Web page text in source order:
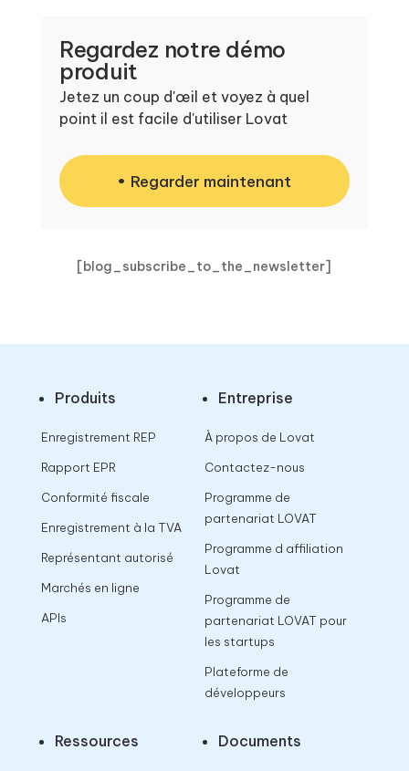
Regardez notre démo
produit
Jetez un coup d'œil et voyez à quel
point il est facile d'utiliser Lovat
Regarder maintenant
[blog_subscribe_to_the_newsletter]
Produits
Enregistrement REP
Rapport EPR
Conformité fiscale
Enregistrement à la TVA
Représentant autorisé
Marchés en ligne
APIs
Entreprise
À propos de Lovat
Contactez-nous
Programme de
partenariat LOVAT
Programme d affiliation
Lovat
Programme de
partenariat LOVAT pour
les startups
Plateforme de
développeurs
Ressources Documents